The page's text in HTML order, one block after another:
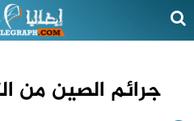
جرائم الصين من